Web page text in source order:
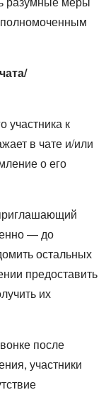
участника к
в чате и/или
о его
— до
остальных
предоставить
их
после
участники